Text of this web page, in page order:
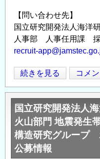
の
研
究
セ
ン
タ
ー
プ
レ
ー
ト
構
造
【問い合わせ先】
国立研究開発法人海洋
人事部 人事任用課 採
recruit-
国
立
研
究
開
発
法
続きを見る コメ
国立研究開発法人
火山部門 地震発生
構造研究グループ
公募情報